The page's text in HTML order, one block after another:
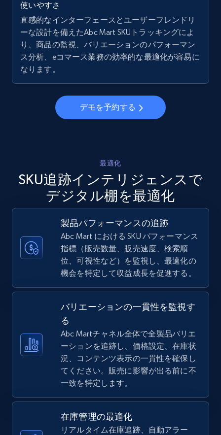
Walmart - products - Collects products by
specific keywords
URL, Final price, Sku, Currency, Gtin,
Specifications, Image urls, Top reviews, and
875+ 今すぐ始める
Walmart - products - Discover products by
using sku numbers
URL, Final price, Sku, Currency, Gtin,
Specifications, Image urls, Top reviews, and
875+ 今すぐ始める
TikTok Shop
URL, Title, Available, Description, Currency, Initial
price, Final price, Discount percent, and more.
5.4K+ 668+ 今すぐ始める
URL, Title, Available, Description, Currency, Initial
price, Final price, Discount percent, and more.
使いやすさ
直感的なインターフェースとユーザーフレンドリ
ーな設計を備えたAbc Mart SKUトラッキングによ
り、商品の監視、バリエーションのパフォーマン
ス分析、eコマース業務の効率的な最適化が容易に
なります。
デモを予約する
最適化
SKU追跡インテリジェンスで
デジタル棚を最適化
製品パフォーマンスの追跡
Abc Mart における SKU パフォーマンス
指標（販売数量、販売速度、検索順
位、可視性など）を監視し、最適化の
機会を特定して収益成長を促進する。
バリエーションの一貫性を監視す
る
Abc Martチャネル全体で全製品バリエ
ーションを追跡し、価格設定、在庫状
況、コンテンツ表示の一貫性を確保し
てください。販売に影響が出る前に不
一致を特定します。
在庫管理の最適化
リアルタイム在庫追跡、自動アラー